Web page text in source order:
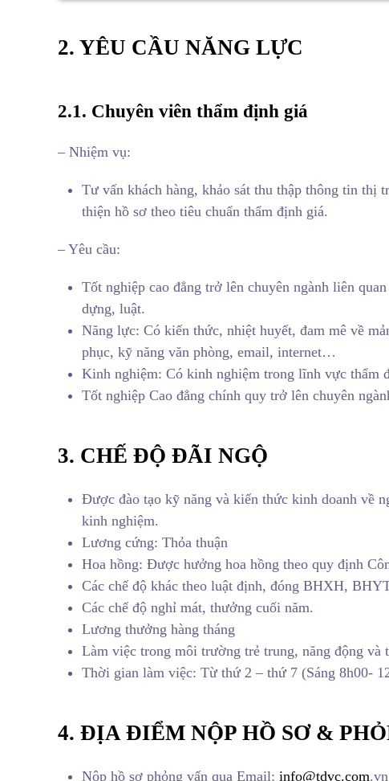
2. YÊU CẦU NĂNG LỰC
2.1. Chuyên viên thẩm định giá
– Nhiệm vụ:
Tư vấn khách hàng, khảo sát thu thập thông tin thị
thiện hồ sơ theo tiêu chuẩn thẩm định giá.
– Yêu cầu:
Tốt nghiệp cao đẳng trở lên chuyên ngành liên
dựng, luật.
Năng lực: Có kiến thức, nhiệt huyết, đam mê về
phục, kỹ năng văn phòng, email, internet…
Kinh nghiệm: Có kinh nghiệm trong lĩnh vực thẩm
Tốt nghiệp Cao đẳng chính quy trở lên chuyên
3. CHẾ ĐỘ ĐÃI NGỘ
Được đào tạo kỹ năng và kiến thức kinh doanh về
kinh nghiệm.
Lương cứng: Thỏa thuận
Hoa hồng: Được hưởng hoa hồng theo quy định
Các chế độ khác theo luật định, đóng BHXH,
Các chế độ nghỉ mát, thưởng cuối năm.
Lương thưởng hàng tháng
Làm việc trong môi trường trẻ trung, năng động và
Thời gian làm việc: Từ thứ 2 – thứ 7 (Sáng 8h00-
4. ĐỊA ĐIỂM NỘP HỒ SƠ &
Nộp hồ sơ phỏng vấn qua Email: info@tdvc.com.vn